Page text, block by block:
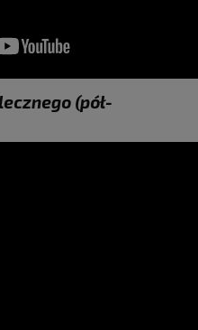
(pół-